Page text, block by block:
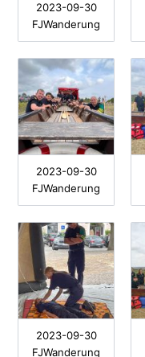
2023-09-30
FJWanderung
2023-09-30
FJWanderung
2023-09-30
FJWanderung